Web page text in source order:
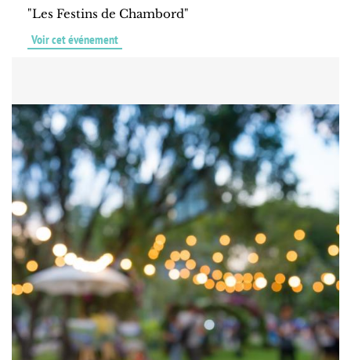
"Les Festins de Chambord"
Voir cet événement